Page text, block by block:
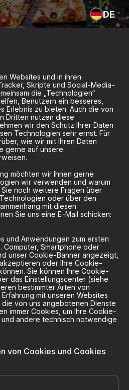
DE
Websites und in ihren
Skripte und Social-Media-
die „Technologien“
Benutzern ein besseres,
Erlebnis zu bieten. Auch die von
Dritten nutzen diese
wir den Schutz Ihrer Daten
Technologien sehr ernst. Für
wie wir mit Ihren Daten
gerne auf unsere
möchten wir Ihnen gerne
wir verwenden und warum
noch weitere Fragen über
oder über den
mit diesen
Sie uns eine E-Mail schicken:
und Anwendungen zum ersten
Computer, Smartphone oder
unser Cookie-Banner angezeigt,
oder Ihre Cookie-
Sie können Ihre Cookie-
das Einstellungscenter (siehe
bestimmter Arten von
mit unseren Websites
von uns angebotenen Dienste
immer Cookies, um Ihre Cookie-
und andere technisch notwendige
von Cookies und Cookies